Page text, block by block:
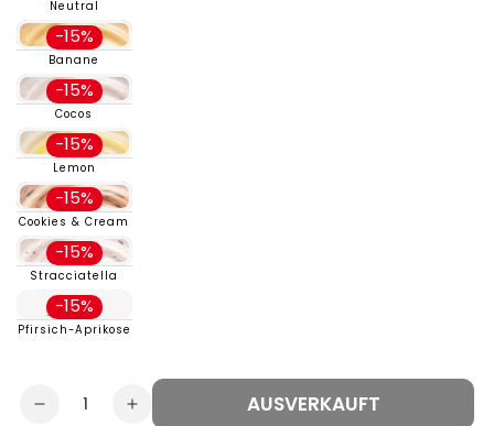
Neutral
-15%
Banane
-15%
Cocos
-15%
Lemon
-15%
Cookies & Cream
-15%
Stracciatella
-15%
Pfirsich-Aprikose
AUSVERKAUFT